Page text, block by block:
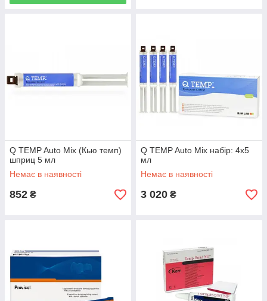
Q TEMP Auto Mix (Кью темп)
шприц 5 мл
Немає в наявності
852 ₴
Q TEMP Auto Mix набір: 4x5
мл
Немає в наявності
3 020 ₴